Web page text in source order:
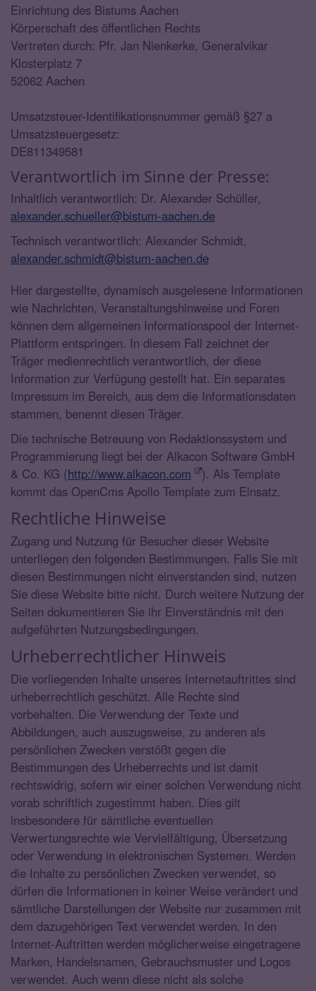
Einrichtung des Bistums Aachen
Körperschaft des öffentlichen Rechts
Vertreten durch: Pfr. Jan Nienkerke, Generalvikar
Klosterplatz 7
52062 Aachen
Umsatzsteuer-Identifikationsnummer gemäß §27 a
Umsatzsteuergesetz:
DE811349581
Verantwortlich im Sinne der Presse:
Inhaltlich verantwortlich: Dr. Alexander Schüller,
alexander.schueller@bistum-aachen.de
Technisch verantwortlich: Alexander Schmidt,
alexander.schmidt@bistum-aachen.de
Hier dargestellte, dynamisch ausgelesene Informationen
wie Nachrichten, Veranstaltungshinweise und Foren
können dem allgemeinen Informationspool der Internet-
Plattform entspringen. In diesem Fall zeichnet der
Träger medienrechtlich verantwortlich, der diese
Information zur Verfügung gestellt hat. Ein separates
Impressum im Bereich, aus dem die Informationsdaten
stammen, benennt diesen Träger.
Die technische Betreuung von Redaktionssystem und
Programmierung liegt bei der Alkacon Software GmbH
& Co. KG (http://www.alkacon.com
). Als Template
kommt das OpenCms Apollo Template zum Einsatz.
Rechtliche Hinweise
Zugang und Nutzung für Besucher dieser Website
unterliegen den folgenden Bestimmungen. Falls Sie mit
diesen Bestimmungen nicht einverstanden sind, nutzen
Sie diese Website bitte nicht. Durch weitere Nutzung der
Seiten dokumentieren Sie ihr Einverständnis mit den
aufgeführten Nutzungsbedingungen.
Urheberrechtlicher Hinweis
Die vorliegenden Inhalte unseres Internetauftrittes sind
urheberrechtlich geschützt. Alle Rechte sind
vorbehalten. Die Verwendung der Texte und
Abbildungen, auch auszugsweise, zu anderen als
persönlichen Zwecken verstößt gegen die
Bestimmungen des Urheberrechts und ist damit
rechtswidrig, sofern wir einer solchen Verwendung nicht
vorab schriftlich zugestimmt haben. Dies gilt
insbesondere für sämtliche eventuellen
Verwertungsrechte wie Vervielfältigung, Übersetzung
oder Verwendung in elektronischen Systemen. Werden
die Inhalte zu persönlichen Zwecken verwendet, so
dürfen die Informationen in keiner Weise verändert und
sämtliche Darstellungen der Website nur zusammen mit
dem dazugehörigen Text verwendet werden. In den
Internet-Auftritten werden möglicherweise eingetragene
Marken, Handelsnamen, Gebrauchsmuster und Logos
verwendet. Auch wenn diese nicht als solche